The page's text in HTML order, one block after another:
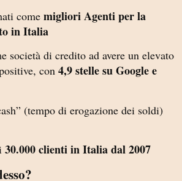
come migliori Agenti per la
in Italia
società di credito ad avere un elevato
con 4,9 stelle su Google e
(tempo di erogazione dei soldi)
30.000 clienti in Italia dal 2007